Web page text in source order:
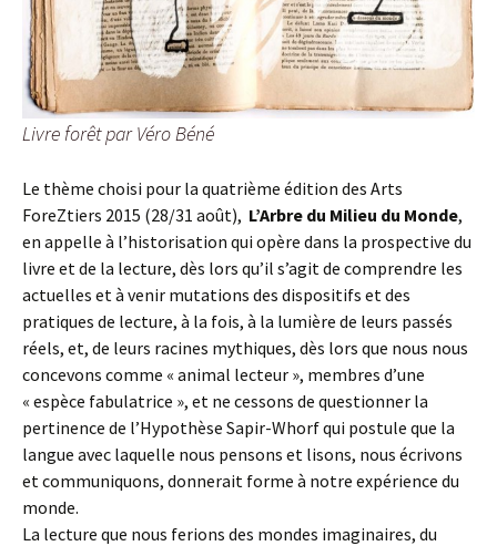
Livre forêt par Véro Béné
Le thème choisi pour la quatrième édition des Arts
ForeZtiers 2015 (28/31 août), L’Arbre du Milieu du Monde,
en appelle à l’historisation qui opère dans la prospective du
livre et de la lecture, dès lors qu’il s’agit de comprendre les
actuelles et à venir mutations des dispositifs et des
pratiques de lecture, à la fois, à la lumière de leurs passés
réels, et, de leurs racines mythiques, dès lors que nous nous
concevons comme « animal lecteur », membres d’une
« espèce fabulatrice », et ne cessons de questionner la
pertinence de l’Hypothèse Sapir-Whorf qui postule que la
langue avec laquelle nous pensons et lisons, nous écrivons
et communiquons, donnerait forme à notre expérience du
monde.
La lecture que nous ferions des mondes imaginaires, du